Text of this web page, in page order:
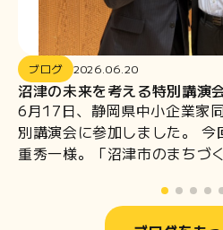
ブログ 2026.06.20
沼津の未来を考える特別講演
6月17日、静岡県中小企業家
別講演会に参加しました。
重秀一様。「沼津市のまちづ
沼津の未来についてお話を伺
社辻本企画も地域の皆様に支